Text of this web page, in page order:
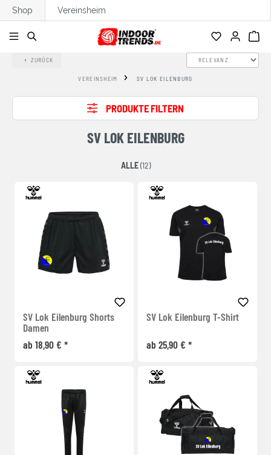
springen
Shop Vereinsheim
ZURÜCK
VEREINSHEIM SV LOK EILENBURG
PRODUKTE FILTERN
SV LOK EILENBURG
ALLE(12)
SV Lok Eilenburg Shorts
Damen
ab 18,90 € *
SV Lok Eilenburg T-Shirt
ab 25,90 € *